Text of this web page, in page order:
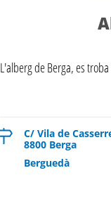
L'alberg de Berga, es
C/ Vila de
8800 Berga
Berguedà